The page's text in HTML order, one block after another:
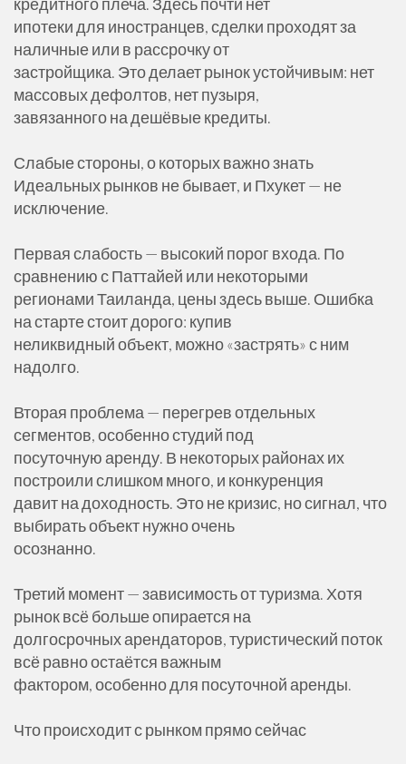
кредитного плеча. Здесь почти нет
ипотеки для иностранцев, сделки проходят за
наличные или в рассрочку от
застройщика. Это делает рынок устойчивым: нет
массовых дефолтов, нет пузыря,
завязанного на дешёвые кредиты.
Слабые стороны, о которых важно знать
Идеальных рынков не бывает, и Пхукет — не
исключение.
Первая слабость — высокий порог входа. По
сравнению с Паттайей или некоторыми
регионами Таиланда, цены здесь выше. Ошибка
на старте стоит дорого: купив
неликвидный объект, можно «застрять» с ним
надолго.
Вторая проблема — перегрев отдельных
сегментов, особенно студий под
посуточную аренду. В некоторых районах их
построили слишком много, и конкуренция
давит на доходность. Это не кризис, но сигнал, что
выбирать объект нужно очень
осознанно.
Третий момент — зависимость от туризма. Хотя
рынок всё больше опирается на
долгосрочных арендаторов, туристический поток
всё равно остаётся важным
фактором, особенно для посуточной аренды.
Что происходит с рынком прямо сейчас